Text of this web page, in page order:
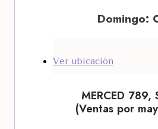
Domingo:
Ver ubicación
MERCED 789,
(Ventas por